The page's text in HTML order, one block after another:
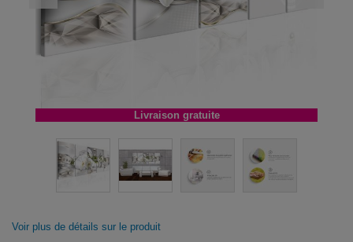
Livraison gratuite
Voir plus de détails sur le produit